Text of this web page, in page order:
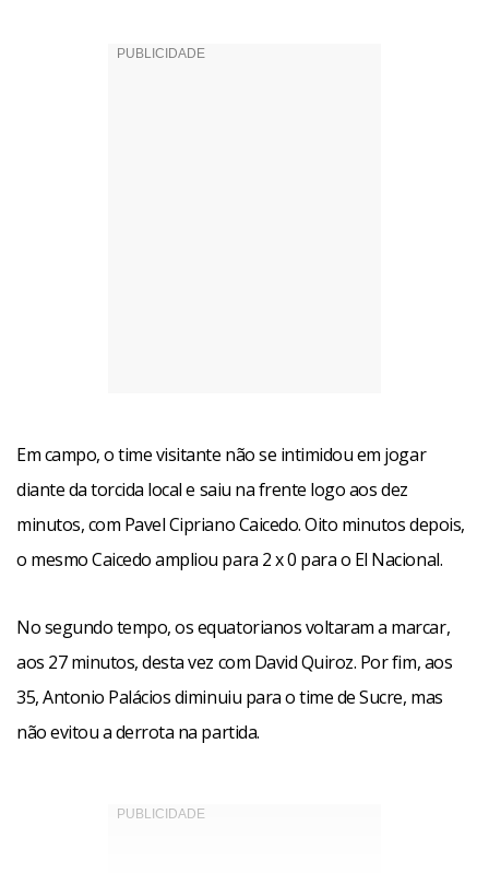
Em campo, o time visitante não se intimidou em jogar
diante da torcida local e saiu na frente logo aos dez
minutos, com Pavel Cipriano Caicedo. Oito minutos depois,
o mesmo Caicedo ampliou para 2 x 0 para o El Nacional.
No segundo tempo, os equatorianos voltaram a marcar,
aos 27 minutos, desta vez com David Quiroz. Por fim, aos
35, Antonio Palácios diminuiu para o time de Sucre, mas
não evitou a derrota na partida.